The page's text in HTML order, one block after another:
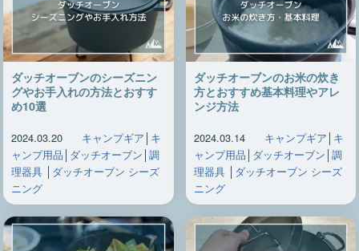
ダッチオーブンのシーズニン
グやお手入れの方法とおすす
め10選
2024.03.20 キャンプギア │ キ
ャンプ用品 │ ダッチオーブン │ 調
理器具│ ダッチオーブン シーズ
ニング
ダッチオーブンのお米の炊き
方とおすすめ基本料理やアレ
ンジ方法
2024.03.14 キャンプギア │ キ
ャンプ用品 │ ダッチオーブン │ 調
理器具│ ダッチオーブン シーズ
ニング